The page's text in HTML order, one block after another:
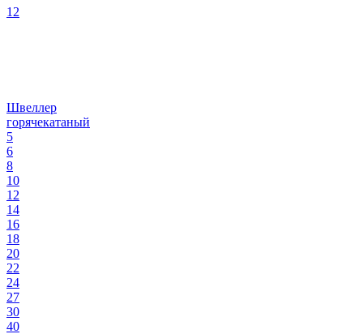
12
Швеллер
горячекатаный
5
6
8
10
12
14
16
18
20
22
24
27
30
40